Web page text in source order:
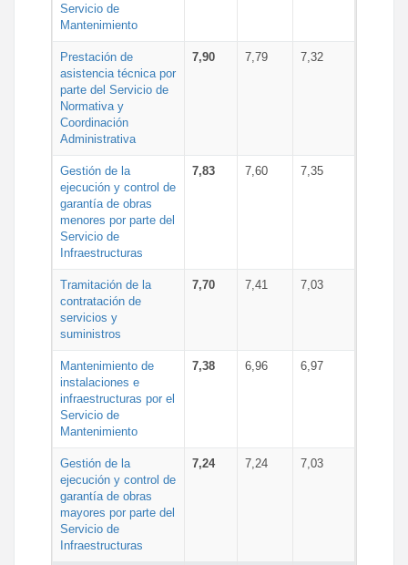
Servicio de
Mantenimiento
Prestación de
asistencia técnica por
parte del Servicio de
Normativa y
Coordinación
Administrativa
7,90 7,79 7,32
Gestión de la
ejecución y control de
garantía de obras
menores por parte del
Servicio de
Infraestructuras
7,83 7,60 7,35
Tramitación de la
contratación de
servicios y
suministros
7,70 7,41 7,03
Mantenimiento de
instalaciones e
infraestructuras por el
Servicio de
Mantenimiento
7,38 6,96 6,97
Gestión de la
ejecución y control de
garantía de obras
mayores por parte del
Servicio de
Infraestructuras
7,24 7,24 7,03